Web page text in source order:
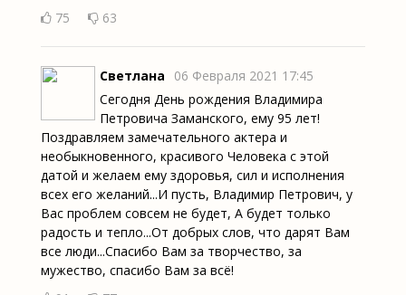
75
63
Светлана
06 Февраля 2021 17:45
Сегодня День рождения Владимира
Петровича Заманского, ему 95 лет!
Поздравляем замечательного актера и
необыкновенного, красивого Человека с этой
датой и желаем ему здоровья, сил и исполнения
всех его желаний...И пусть, Владимир Петрович, у
Вас проблем совсем не будет, А будет только
радость и тепло...От добрых слов, что дарят Вам
все люди...Спасибо Вам за творчество, за
мужество, спасибо Вам за всё!